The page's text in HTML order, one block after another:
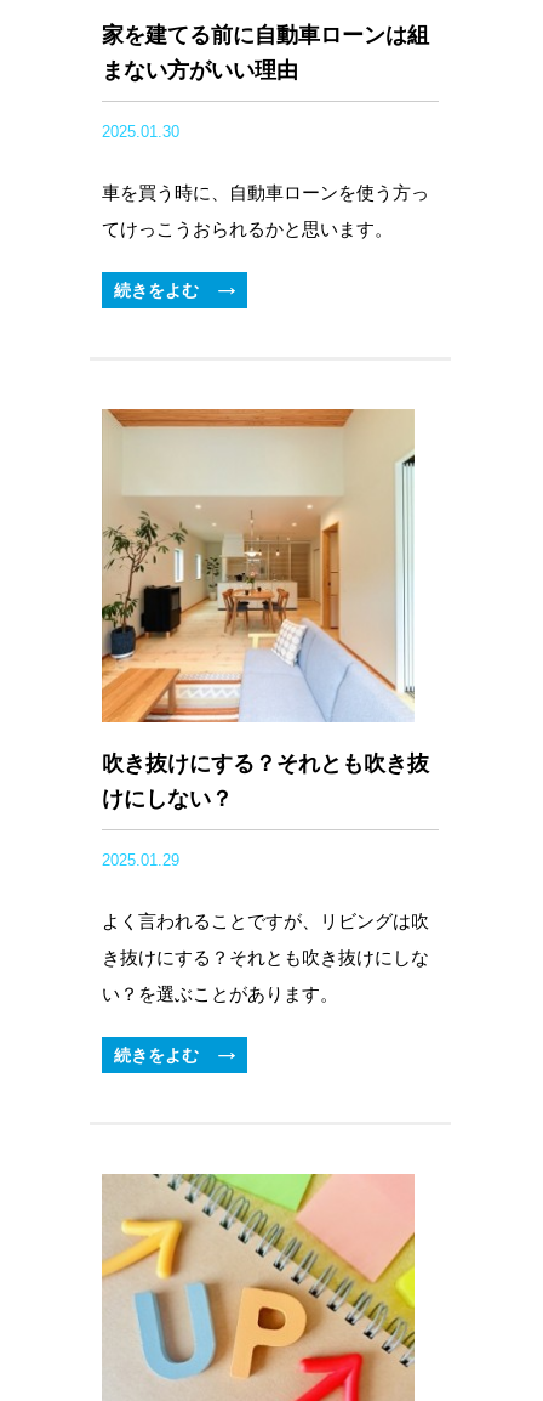
家を建てる前に自動車ローンは組
まない方がいい理由
2025.01.30
車を買う時に、自動車ローンを使う方っ
てけっこうおられるかと思います。
続きをよむ
吹き抜けにする？それとも吹き抜
けにしない？
2025.01.29
よく言われることですが、リビングは吹
き抜けにする？それとも吹き抜けにしな
い？を選ぶことがあります。
続きをよむ